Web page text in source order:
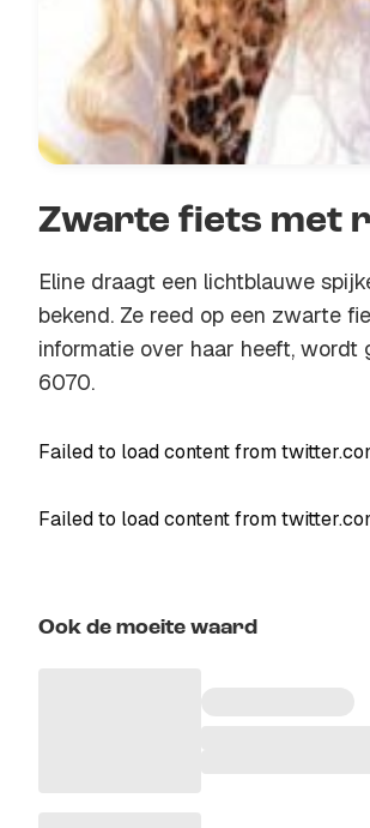
Zwarte fiets met
Eline draagt een lichtblauwe
bekend. Ze reed op een zwarte
informatie over haar heeft,
6070.
Failed to load content from
Failed to load content from
Ook de moeite waard